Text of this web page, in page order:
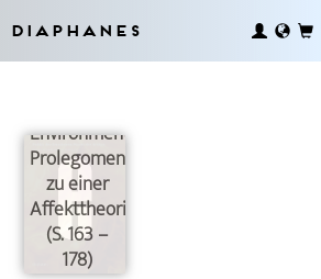
Diaphanes
Environment.
Prolegomena
zu einer
Affekttheorie
(S. 163 –
178)